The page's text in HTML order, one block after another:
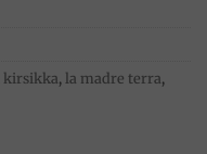
kirsikka, la madre terra,